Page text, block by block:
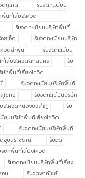
ดภูเก็ต
รับจดทะเบียน
พื้นที่เสี่ยงโควิด
รับจดทะเบียนบริษัทพื้นที่
ยเอ็ด
รับจดทะเบียนบริษัท
ควิดลำพูน
รับจดทะเบียน
เสี่ยงโควิดสกลนคร
รับ
ษัทพื้นที่เสี่ยงโควิด
รับจดทะเบียนบริษัทพื้นที่
โขทัย
รับจดทะเบียนบริษัท
งโควิดหนองบัวลำภู
รับ
บียนบริษัทพื้นที่เสี่ยงโควิด
รับจดทะเบียนบริษัทพื้นที่
อุบลราชธานี
รับจด
ริษัทพื้นที่เสี่ยงโควิด
รับจดทะเบียนบริษัทพื้นที่เสี่ยง
อน
รับจดพาณิชย์